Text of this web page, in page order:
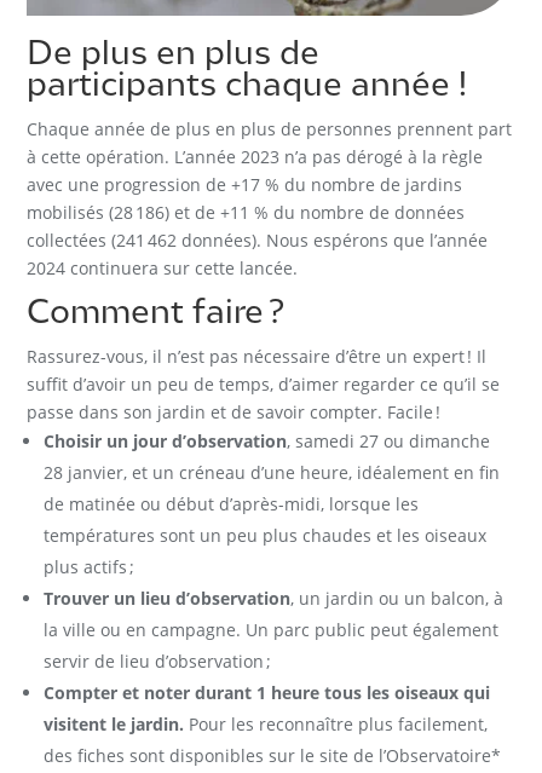
De plus en plus de
participants chaque année !
Chaque année de plus en plus de personnes prennent part
à cette opération. L’année 2023 n’a pas dérogé à la règle
avec une progression de +17 % du nombre de jardins
mobilisés (28 186) et de +11 % du nombre de données
collectées (241 462 données). Nous espérons que l’année
2024 continuera sur cette lancée.
Comment faire ?
Rassurez-vous, il n’est pas nécessaire d’être un expert ! Il
suffit d’avoir un peu de temps, d’aimer regarder ce qu’il se
passe dans son jardin et de savoir compter. Facile !
Choisir un jour d’observation, samedi 27 ou dimanche
28 janvier, et un créneau d’une heure, idéalement en fin
de matinée ou début d’après-midi, lorsque les
températures sont un peu plus chaudes et les oiseaux
plus actifs ;
Trouver un lieu d’observation, un jardin ou un balcon, à
la ville ou en campagne. Un parc public peut également
servir de lieu d’observation ;
Compter et noter durant 1 heure tous les oiseaux qui
visitent le jardin. Pour les reconnaître plus facilement,
des fiches sont disponibles sur le site de l’Observatoire*